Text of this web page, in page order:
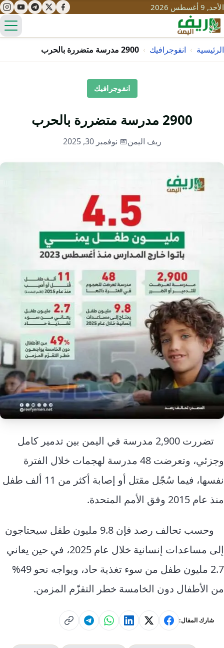
الأحد, 9 أغسطس 2026
ثقافة
محميات
تحديات
قصة
انفوجرافيك
قصص رقمية
تقارير صور
فيديو
الرئيسية › انفوجرافيك › 2900 مدرسة متضررة بالحرب
انفوجرافيك
2900 مدرسة متضررة بالحرب
ريف اليمن📅 نوفمبر 30, 2025
تضررت 2,900 مدرسة في اليمن بين تدمير كامل
وجزئي، وتعرضت 48 مدرسة لهجمات خلال الفترة
نفسها، فيما سُجّل مقتل أو إصابة أكثر من 11 ألف طفل
منذ عام 2015 وفق الأمم المتحدة.
وحسب تحالف رصد فإن 9.8 مليون طفل سيحتاجون
إلى مساعدات إنسانية خلال عام 2025، في حين يعاني
2.7 مليون
طفل
من سوء تغذية حاد، ويواجه نحو 49%
من الأطفال دون الخامسة خطر التقزّم المزمن.
شارك المقال: